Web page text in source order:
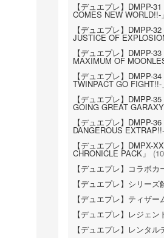
【デュエプレ】DMPP-
COMES NEW WORLD!!-」
【デュエプレ】DMPP-
JUSTICE OF
【デュエプレ】DMPP-
MAXIMUM OF
【デュエプレ】DMPP-
TWINPACT GO FIGHT!!-
【デュエプレ】DMPP-
GOING GREAT
【デュエプレ】DMPP-
DANGEROUS
【デュエプレ】DMPX-
CHRONICLE PACK」
【デュエプレ】コラボカ
【デュエプレ】シリーズ
【デュエプレ】ティザー
【デュエプレ】レジェン
【デュエプレ】レンタル